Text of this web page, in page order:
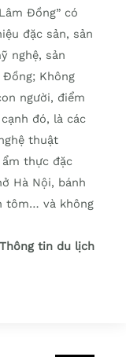
Đồng” có
đặc sản, sản
nghệ, sản
Không
người, điểm
đó, là các
thuật
thực đặc
Hà Nội, bánh
tôm… và không
tin du lịch